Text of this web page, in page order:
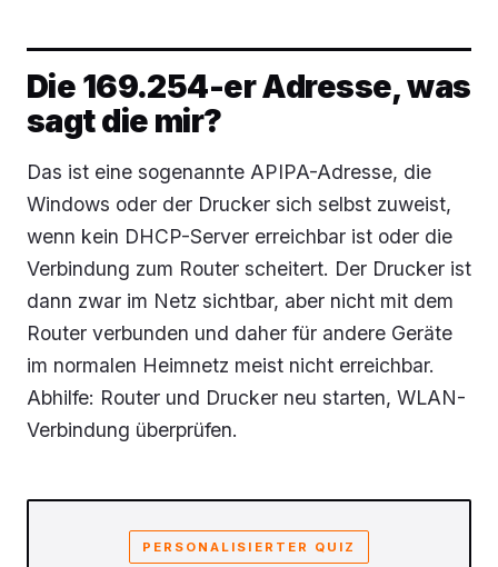
Die 169.254-er Adresse, was
sagt die mir?
Das ist eine sogenannte APIPA-Adresse, die
Windows oder der Drucker sich selbst zuweist,
wenn kein DHCP-Server erreichbar ist oder die
Verbindung zum Router scheitert. Der Drucker ist
dann zwar im Netz sichtbar, aber nicht mit dem
Router verbunden und daher für andere Geräte
im normalen Heimnetz meist nicht erreichbar.
Abhilfe: Router und Drucker neu starten, WLAN-
Verbindung überprüfen.
PERSONALISIERTER QUIZ